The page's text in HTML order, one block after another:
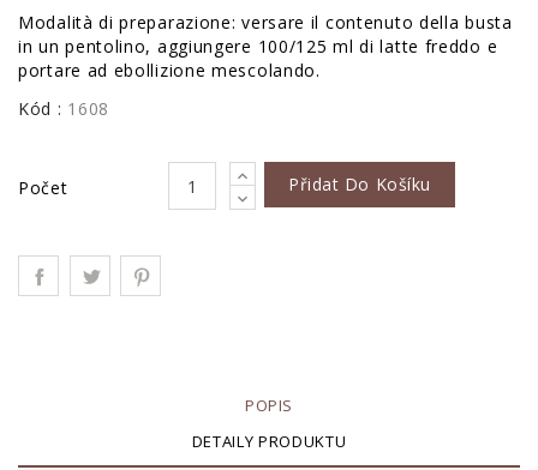
Modalità di preparazione: versare il contenuto della busta
in un pentolino, aggiungere 100/125 ml di latte freddo e
portare ad ebollizione mescolando.
Kód : 1608
Počet Přidat Do Košíku
POPIS
DETAILY PRODUKTU